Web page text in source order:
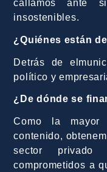
callamos ante
insostenibles.
¿Quiénes están
Detrás de
político y
¿De dónde se
Como la
contenido,
sector
comprometidos a